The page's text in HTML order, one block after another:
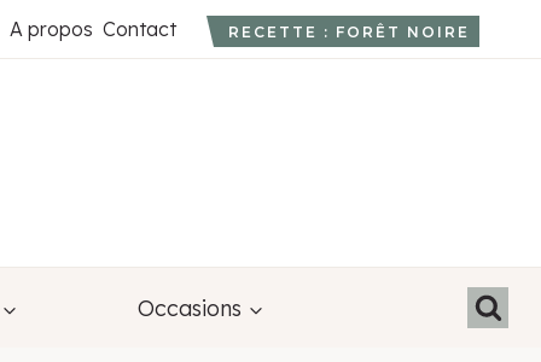
A propos Contact RECETTE : FORÊT NOIRE
Occasions